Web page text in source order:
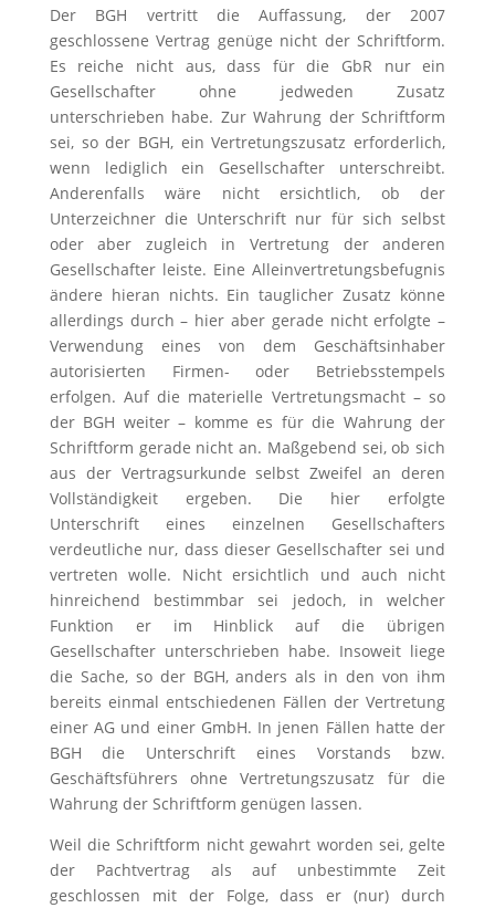
Der BGH vertritt die Auffassung, der 2007
geschlossene Vertrag genüge nicht der Schriftform.
Es reiche nicht aus, dass für die GbR nur ein
Gesellschafter ohne jedweden Zusatz
unterschrieben habe. Zur Wahrung der Schriftform
sei, so der BGH, ein Vertretungszusatz erforderlich,
wenn lediglich ein Gesellschafter unterschreibt.
Anderenfalls wäre nicht ersichtlich, ob der
Unterzeichner die Unterschrift nur für sich selbst
oder aber zugleich in Vertretung der anderen
Gesellschafter leiste. Eine Alleinvertretungsbefugnis
ändere hieran nichts. Ein tauglicher Zusatz könne
allerdings durch – hier aber gerade nicht erfolgte –
Verwendung eines von dem Geschäftsinhaber
autorisierten Firmen- oder Betriebsstempels
erfolgen. Auf die materielle Vertretungsmacht – so
der BGH weiter – komme es für die Wahrung der
Schriftform gerade nicht an. Maßgebend sei, ob sich
aus der Vertragsurkunde selbst Zweifel an deren
Vollständigkeit ergeben. Die hier erfolgte
Unterschrift eines einzelnen Gesellschafters
verdeutliche nur, dass dieser Gesellschafter sei und
vertreten wolle. Nicht ersichtlich und auch nicht
hinreichend bestimmbar sei jedoch, in welcher
Funktion er im Hinblick auf die übrigen
Gesellschafter unterschrieben habe. Insoweit liege
die Sache, so der BGH, anders als in den von ihm
bereits einmal entschiedenen Fällen der Vertretung
einer AG und einer GmbH. In jenen Fällen hatte der
BGH die Unterschrift eines Vorstands bzw.
Geschäftsführers ohne Vertretungszusatz für die
Wahrung der Schriftform genügen lassen.
Weil die Schriftform nicht gewahrt worden sei, gelte
der Pachtvertrag als auf unbestimmte Zeit
geschlossen mit der Folge, dass er (nur) durch